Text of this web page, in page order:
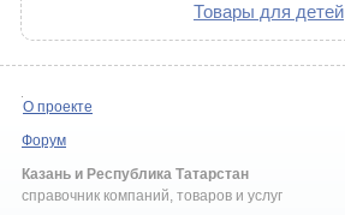
Товары для детей
О проекте
Форум
Казань и Республика Татарстан
справочник компаний, товаров и услуг